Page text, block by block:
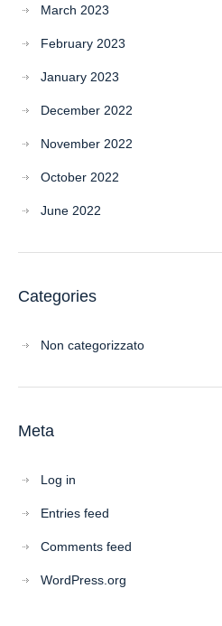
March 2023
February 2023
January 2023
December 2022
November 2022
October 2022
June 2022
Categories
Non categorizzato
Meta
Log in
Entries feed
Comments feed
WordPress.org